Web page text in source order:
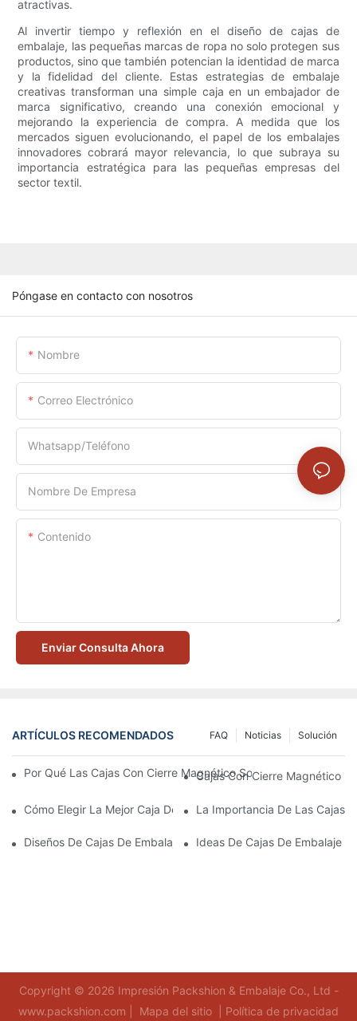
atractivas.
Al invertir tiempo y reflexión en el diseño de cajas de
embalaje, las pequeñas marcas de ropa no solo protegen sus
productos, sino que también potencian la identidad de marca
y la fidelidad del cliente. Estas estrategias de embalaje
creativas transforman una simple caja en un embajador de
marca significativo, creando una conexión emocional y
mejorando la experiencia de compra. A medida que los
mercados siguen evolucionando, el papel de los embalajes
innovadores cobrará mayor relevancia, lo que subraya su
importancia estratégica para las pequeñas empresas del
sector textil.
Póngase en contacto con nosotros
Nombre
Correo Electrónico
Whatsapp/Teléfono
Nombre De Empresa
Contenido
Enviar Consulta Ahora
ARTÍCULOS RECOMENDADOS Solución
Noticias
FAQ
Por Qué Las Cajas Con Cierre Magnético Son La Mejor Opción
Cajas Con Cierre Magnético
Cómo Elegir La Mejor Caja De Embalaje Para Productos De
La Importancia De Las Cajas
Diseños De Cajas De Embalaje Para Productos De Cuidado
Ideas De Cajas De Embalaje
Copyright © 2026 Impresión Packshion & Embalaje Co., Ltd -
www.packshion.com |
Mapa del sitio Política de privacidad